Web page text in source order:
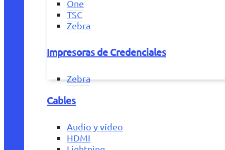
One
TSC
Zebra
Impresoras de Credenciales
Zebra
Cables
Audio y vídeo
HDMI